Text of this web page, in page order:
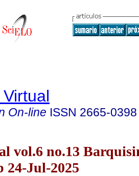
On-line ISSN 2665-0398
vol.6 no.13
24-Jul-2025